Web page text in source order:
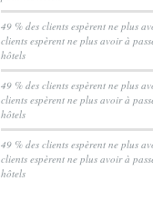
49 % des clients espèrent ne plus
clients espèrent ne plus avoir à
hôtels
49 % des clients espèrent ne plus
clients espèrent ne plus avoir à
hôtels
49 % des clients espèrent ne plus
clients espèrent ne plus avoir à
hôtels